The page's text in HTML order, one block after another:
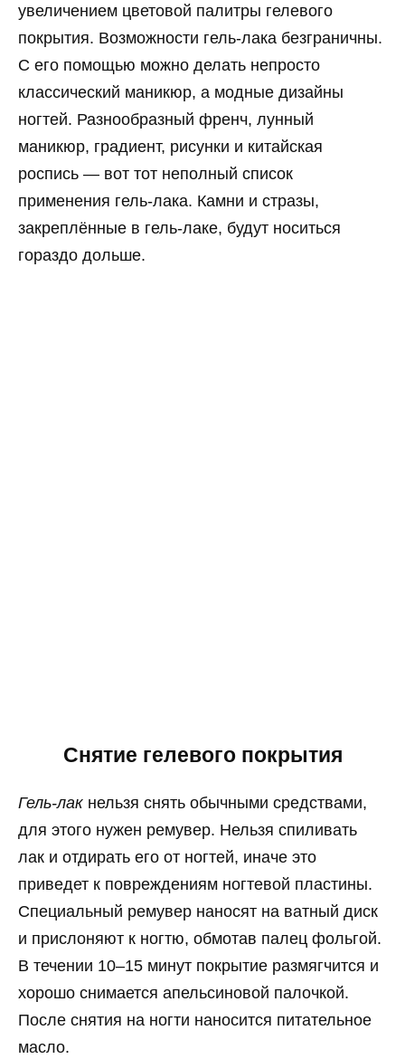
увеличением цветовой палитры гелевого
покрытия. Возможности гель-лака безграничны.
С его помощью можно делать непросто
классический маникюр, а модные дизайны
ногтей. Разнообразный френч, лунный
маникюр, градиент, рисунки и китайская
роспись — вот тот неполный список
применения гель-лака. Камни и стразы,
закреплённые в гель-лаке, будут носиться
гораздо дольше.
Снятие гелевого покрытия
Гель-лак нельзя снять обычными средствами,
для этого нужен ремувер. Нельзя спиливать
лак и отдирать его от ногтей, иначе это
приведет к повреждениям ногтевой пластины.
Специальный ремувер наносят на ватный диск
и прислоняют к ногтю, обмотав палец фольгой.
В течении 10–15 минут покрытие размягчится и
хорошо снимается апельсиновой палочкой.
После снятия на ногти наносится питательное
масло.